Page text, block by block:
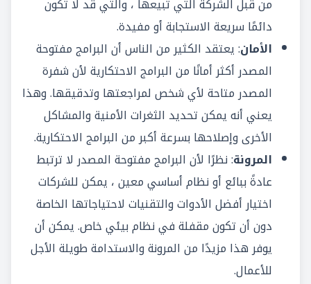
من قبل الشركة التي تبيعها ، والتي قد لا تكون
دائمًا سريعة الاستجابة أو مفيدة.
الأمان: يعتقد الكثير من الناس أن البرامج مفتوحة
المصدر أكثر أمانًا من البرامج الاحتكارية لأن شفرة
المصدر متاحة لأي شخص لمراجعتها وتدقيقها. وهذا
يعني أنه يمكن تحديد الثغرات الأمنية والمشاكل
الأخرى وإصلاحها بسرعة أكبر من البرامج الاحتكارية.
المرونة: نظرًا لأن البرامج مفتوحة المصدر لا ترتبط
عادةً ببائع أو نظام أساسي معين ، يمكن للشركات
اختيار أفضل الأدوات والتقنيات لاحتياجاتها الخاصة
دون أن تكون مقفلة في نظام بيئي خاص. يمكن أن
يوفر هذا مزيدًا من المرونة والاستدامة طويلة الأجل
للأعمال.